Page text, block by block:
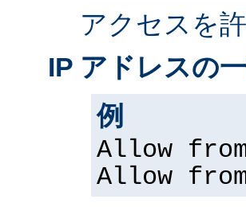
アクセスを
IP アドレスの
例
Allow
Allow